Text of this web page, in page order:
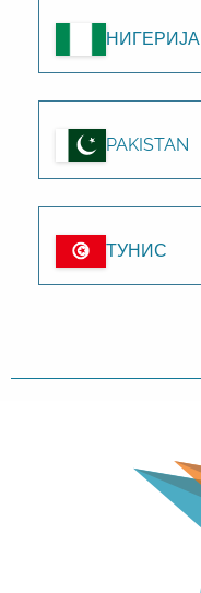
НИГЕРИЈА
PAKISTAN
ТУНИС